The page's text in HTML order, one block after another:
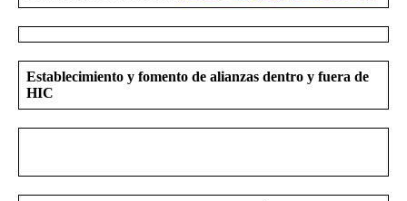
Establecimiento y fomento de alianzas dentro y fuera de
HIC